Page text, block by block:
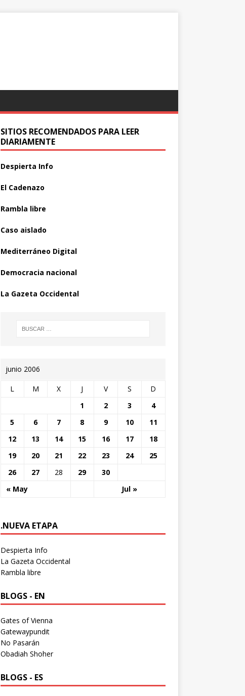
SITIOS RECOMENDADOS PARA LEER
DIARIAMENTE
Despierta Info
El Cadenazo
Rambla libre
Caso aislado
Mediterráneo Digital
Democracia nacional
La Gazeta Occidental
junio 2006
L M X J V S D
« May Jul »
1 2 3
4
5
6 7 8 9 10
11
12
13 14 15 16 17
18
19
20 21 22 23 24
25
26
27 28 29 30
.NUEVA ETAPA
Despierta Info
La Gazeta Occidental
Rambla libre
BLOGS - EN
Gates of Vienna
Gatewaypundit
No Pasarán
Obadiah Shoher
BLOGS - ES